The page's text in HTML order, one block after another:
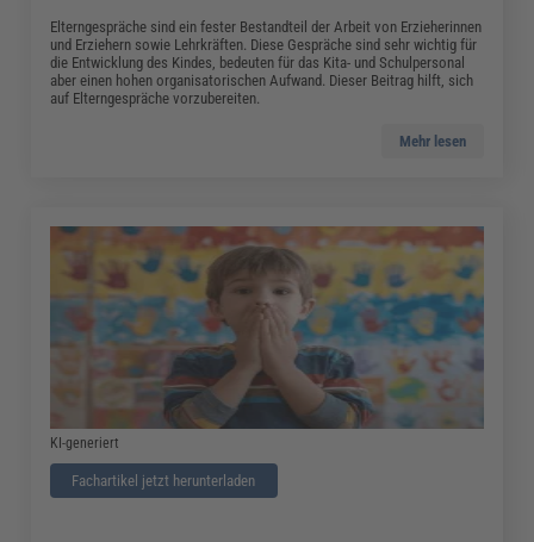
Elterngespräche sind ein fester Bestandteil der Arbeit von Erzieherinnen
und Erziehern sowie Lehrkräften. Diese Gespräche sind sehr wichtig für
die Entwicklung des Kindes, bedeuten für das Kita- und Schulpersonal
aber einen hohen organisatorischen Aufwand. Dieser Beitrag hilft, sich
auf Elterngespräche vorzubereiten.
Mehr lesen
KI-generiert
Fachartikel jetzt herunterladen